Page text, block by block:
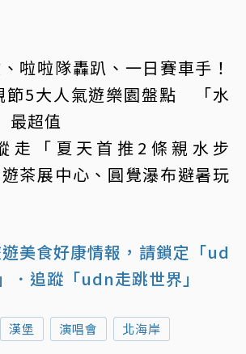
啦啦隊轟趴、一日賽車手！
節5大人氣遊樂園盤點 「水
最超值
走「夏天首推2條親水步
茶展中心、圓覺瀑布避暑玩
美食好康情報，請鎖定「ud
．追蹤「udn走跳世界」
漢堡 演唱會 北海岸